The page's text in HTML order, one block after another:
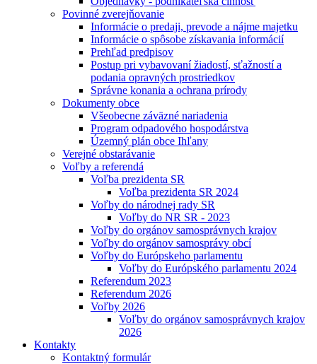
Povinné zverejňovanie
Informácie o predaji, prevode a nájme majetku
Informácie o spôsobe získavania informácií
Prehľad predpisov
Postup pri vybavovaní žiadostí, sťažností a
podania opravných prostriedkov
Správne konania a ochrana prírody
Dokumenty obce
Všeobecne záväzné nariadenia
Program odpadového hospodárstva
Územný plán obce Ihľany
Verejné obstarávanie
Voľby a referendá
Voľba prezidenta SR
Voľba prezidenta SR 2024
Voľby do národnej rady SR
Voľby do NR SR - 2023
Voľby do orgánov samosprávnych krajov
Voľby do orgánov samosprávy obcí
Voľby do Európskeho parlamentu
Voľby do Európského parlamentu 2024
Referendum 2023
Referendum 2026
Voľby 2026
Voľby do orgánov samosprávnych krajov
2026
Kontakty
Kontaktný formulár